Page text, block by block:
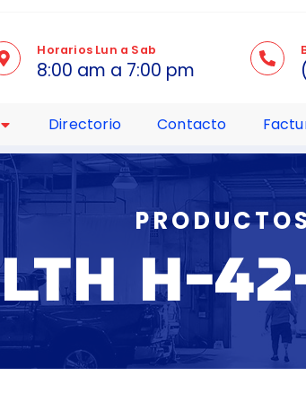
Horarios Lun a Sab
8:00 am a 7:00 pm
Directorio Contacto
LTH H-